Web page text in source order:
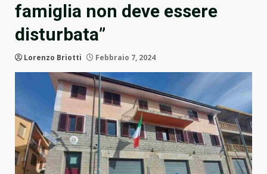
famiglia non deve essere
disturbata”
Lorenzo Briotti Febbraio 7, 2024